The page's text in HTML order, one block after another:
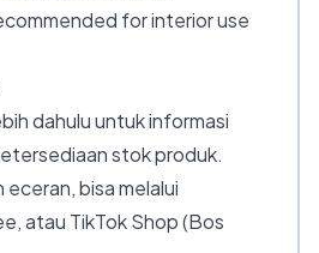
for interior use
dahulu untuk informasi
stok produk.
bisa melalui
atau TikTok Shop (Bos